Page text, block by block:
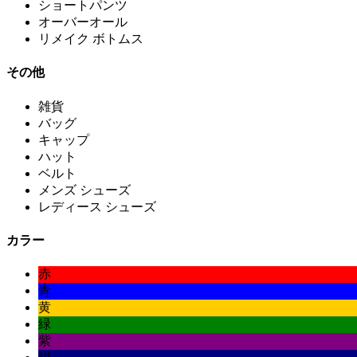
ショートパンツ
オーバーオール
リメイク ボトムス
その他
雑貨
バッグ
キャップ
ハット
ベルト
メンズ シューズ
レディース シューズ
カラー
赤
青
黄
緑
紫